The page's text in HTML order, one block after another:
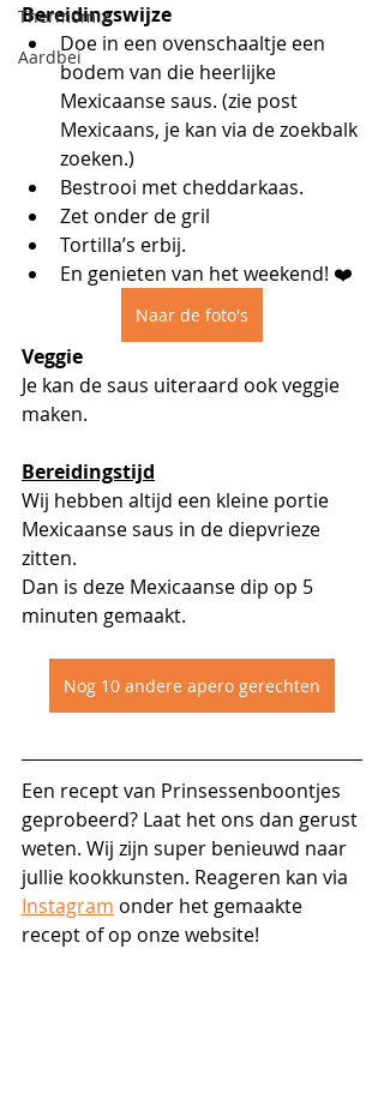
Thermomix
Aardbei
Bereidingswijze
Doe in een ovenschaaltje een
bodem van die heerlijke
Mexicaanse saus. (zie post
Mexicaans, je kan via de zoekbalk
zoeken.)
Bestrooi met cheddarkaas.
Zet onder de gril
Tortilla’s erbij.
En genieten van het weekend! ❤️
Naar de foto's
Veggie
Je kan de saus uiteraard ook veggie
maken.
Bereidingstijd
Wij hebben altijd een kleine portie
Mexicaanse saus in de diepvrieze
zitten.
Dan is deze Mexicaanse dip op 5
minuten gemaakt.
Nog 10 andere apero gerechten
Een recept van Prinsessenboontjes
geprobeerd? Laat het ons dan gerust
weten. Wij zijn super benieuwd naar
jullie kookkunsten. Reageren kan via
Instagram onder het gemaakte
recept of op onze website!